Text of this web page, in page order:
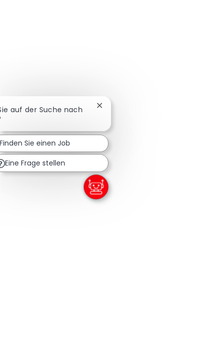
auf der Suche nach
Chatbot-Benachrichtigung
Finden Sie einen Job
Eine Frage stellen